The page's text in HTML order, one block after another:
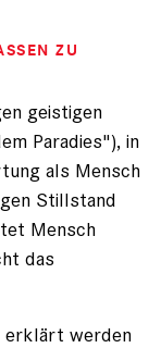
ZU
geistigen
Paradies"), in
als Mensch
Stillstand
Mensch
das
erklärt werden